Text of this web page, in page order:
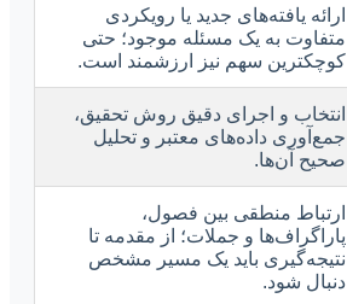
ارائه یافته‌های جدید یا رویکردی
متفاوت به یک مسئله موجود؛ حتی
کوچکترین سهم نیز ارزشمند است.
انتخاب و اجرای دقیق روش تحقیق،
جمع‌آوری داده‌های معتبر و تحلیل
صحیح آن‌ها.
ارتباط منطقی بین فصول،
پاراگراف‌ها و جملات؛ از مقدمه تا
نتیجه‌گیری باید یک مسیر مشخص
دنبال شود.